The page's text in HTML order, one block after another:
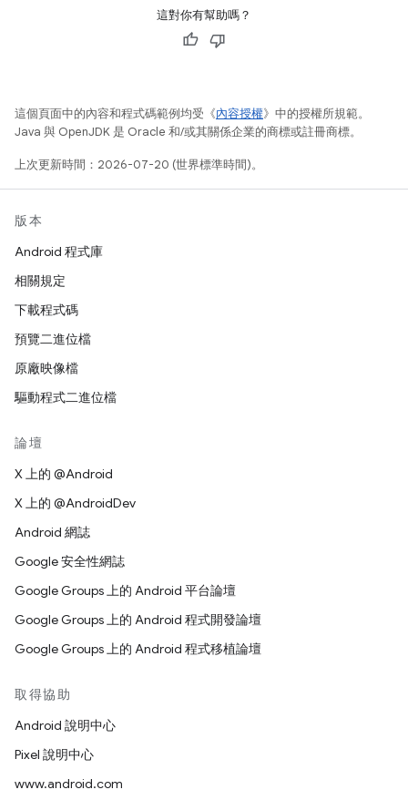
這對你有幫助嗎？
這個頁面中的內容和程式碼範例均受《內容授權》中的授權所規範。
Java 與 OpenJDK 是 Oracle 和/或其關係企業的商標或註冊商標。
上次更新時間：2026-07-20 (世界標準時間)。
版本
Android 程式庫
相關規定
下載程式碼
預覽二進位檔
原廠映像檔
驅動程式二進位檔
論壇
X 上的 @Android
X 上的 @AndroidDev
Android 網誌
Google 安全性網誌
Google Groups 上的 Android 平台論壇
Google Groups 上的 Android 程式開發論壇
Google Groups 上的 Android 程式移植論壇
取得協助
Android 說明中心
Pixel 說明中心
www.android.com